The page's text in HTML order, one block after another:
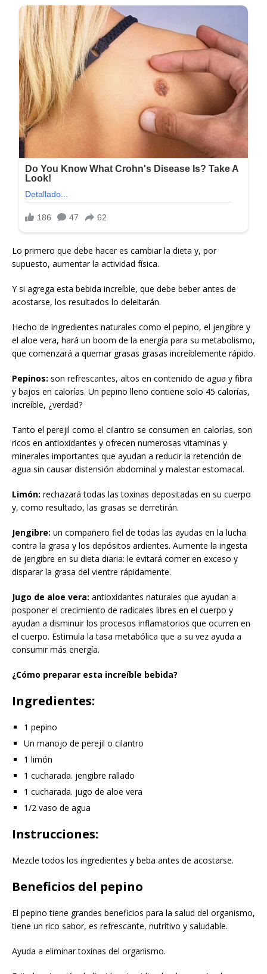
Lo primero que debe hacer es cambiar la dieta y, por
supuesto, aumentar la actividad física.
Y si agrega esta bebida increíble, que debe beber antes de
acostarse, los resultados lo deleitarán.
Hecho de ingredientes naturales como el pepino, el jengibre y
el aloe vera, hará un boom de la energía para su metabolismo,
que comenzará a quemar grasas grasas increíblemente rápido.
Pepinos: son refrescantes, altos en contenido de agua y fibra
y bajos en calorías. Un pepino lleno contiene solo 45 calorías,
increíble, ¿verdad?
Tanto el perejil como el cilantro se consumen en calorías, son
ricos en antioxidantes y ofrecen numerosas vitaminas y
minerales importantes que ayudan a reducir la retención de
agua sin causar distensión abdominal y malestar estomacal.
Limón: rechazará todas las toxinas depositadas en su cuerpo
y, como resultado, las grasas se derretirán.
Jengibre: un compañero fiel de todas las ayudas en la lucha
contra la grasa y los depósitos ardientes. Aumente la ingesta
de jengibre en su dieta diaria: le evitará comer en exceso y
disparar la grasa del vientre rápidamente.
Jugo de aloe vera: antioxidantes naturales que ayudan a
posponer el crecimiento de radicales libres en el cuerpo y
ayudan a disminuir los procesos inflamatorios que ocurren en
el cuerpo. Estimula la tasa metabólica que a su vez ayuda a
consumir más energía.
¿Cómo preparar esta increíble bebida?
Ingredientes:
1 pepino
Un manojo de perejil o cilantro
1 limón
1 cucharada. jengibre rallado
1 cucharada. jugo de aloe vera
1/2 vaso de agua
Instrucciones:
Mezcle todos los ingredientes y beba antes de acostarse.
Beneficios del pepino
El pepino tiene grandes beneficios para la salud del organismo,
tiene un rico sabor, es refrescante, nutritivo y saludable.
Ayuda a eliminar toxinas del organismo.